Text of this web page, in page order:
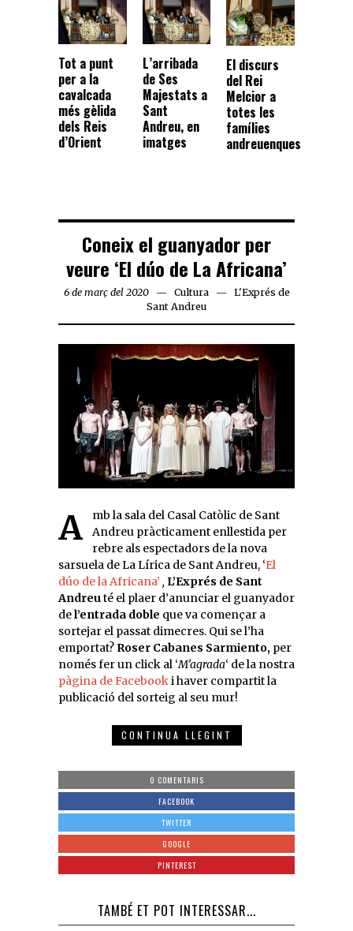
Tot a punt
per a la
cavalcada
més gèlida
dels Reis
d’Orient
L’arribada
de Ses
Majestats a
Sant
Andreu, en
imatges
El discurs
del Rei
Melcior a
totes les
famílies
andreuenques
Coneix el guanyador per
veure ‘El dúo de La Africana’
6 de març del 2020 Cultura
L'Exprés de
Sant Andreu
Amb la sala del Casal Catòlic de Sant
Andreu pràcticament enllestida per
rebre als espectadors de la nova
sarsuela de La Lírica de Sant Andreu, ‘El
dúo de la Africana’ , L’Exprés de Sant
Andreuté el plaer d’anunciar el guanyador
del’entrada doble que va començar a
sortejar el passat dimecres. Qui se l’ha
emportat? Roser Cabanes Sarmiento, per
només fer un click al ‘M’agrada‘ de la nostra
pàgina de Facebooki haver compartit la
publicació del sorteig al seu mur!
CONTINUA LLEGINT
0 COMENTARIS
FACEBOOK
TWITTER
GOOGLE
PINTEREST
TAMBÉ ET POT INTERESSAR...